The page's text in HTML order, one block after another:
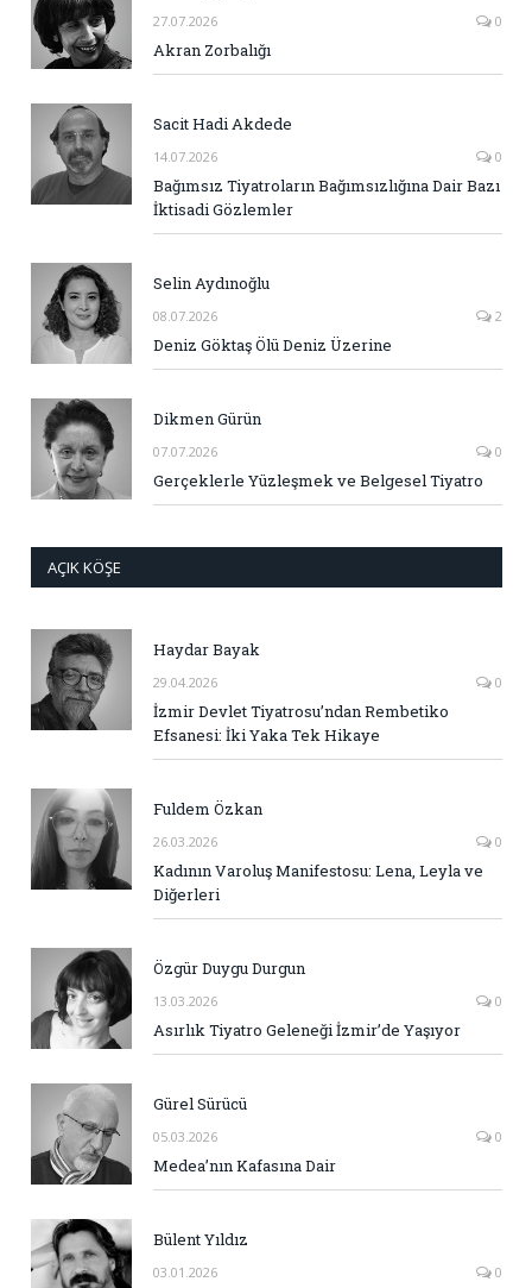
27.07.2026 0
Akran Zorbalığı
Sacit Hadi Akdede
14.07.2026 0
Bağımsız Tiyatroların Bağımsızlığına Dair Bazı
İktisadi Gözlemler
Selin Aydınoğlu
08.07.2026 2
Deniz Göktaş Ölü Deniz Üzerine
Dikmen Gürün
07.07.2026 0
Gerçeklerle Yüzleşmek ve Belgesel Tiyatro
AÇIK KÖŞE
Haydar Bayak
29.04.2026 0
İzmir Devlet Tiyatrosu’ndan Rembetiko
Efsanesi: İki Yaka Tek Hikaye
Fuldem Özkan
26.03.2026 0
Kadının Varoluş Manifestosu: Lena, Leyla ve
Diğerleri
Özgür Duygu Durgun
13.03.2026 0
Asırlık Tiyatro Geleneği İzmir’de Yaşıyor
Gürel Sürücü
05.03.2026 0
Medea’nın Kafasına Dair
Bülent Yıldız
03.01.2026 0